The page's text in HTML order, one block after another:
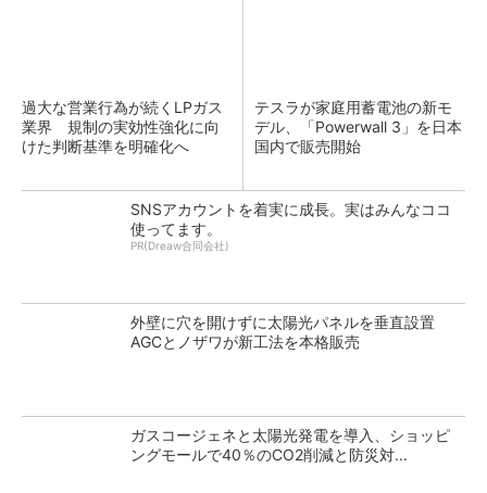
過大な営業行為が続くLPガス
業界 規制の実効性強化に向
けた判断基準を明確化へ
テスラが家庭用蓄電池の新モ
デル、「Powerwall 3」を日本
国内で販売開始
SNSアカウントを着実に成長。実はみんなココ
使ってます。
PR(Dreaw合同会社)
外壁に穴を開けずに太陽光パネルを垂直設置
AGCとノザワが新工法を本格販売
ガスコージェネと太陽光発電を導入、ショッピ
ングモールで40％のCO2削減と防災対...